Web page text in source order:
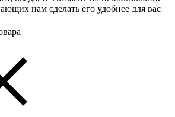
нам сделать его удобнее для вас